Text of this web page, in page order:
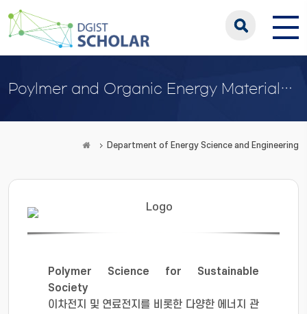
Poylmer and Organic Energy Materials Laboratory
Department of Energy Science and Engineering
Polymer Science for Sustainable
Society
​ 이차전지 및 연료전지를 비롯한 ​다양한 에너지 관